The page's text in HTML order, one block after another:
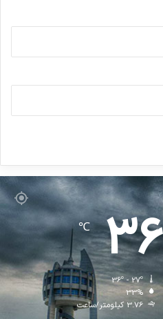
36
℃
36º - 27º
33%
3.76 کیلومتر/ساعت